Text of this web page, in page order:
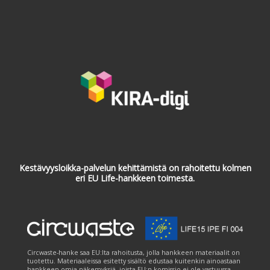
Kestävyysloikka-palvelun kehittämistä on rahoitettu kolmen
eri EU Life-hankkeen toimesta.
Circwaste-hanke saa EU:lta rahoitusta, jolla hankkeen materiaalit on
tuotettu. Materiaaleissa esitetty sisältö edustaa kuitenkin ainoastaan